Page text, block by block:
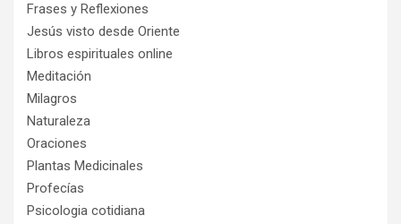
Frases y Reflexiones
Jesús visto desde Oriente
Libros espirituales online
Meditación
Milagros
Naturaleza
Oraciones
Plantas Medicinales
Profecías
Psicologia cotidiana